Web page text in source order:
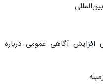
افزایش آگاهی عمومی درباره